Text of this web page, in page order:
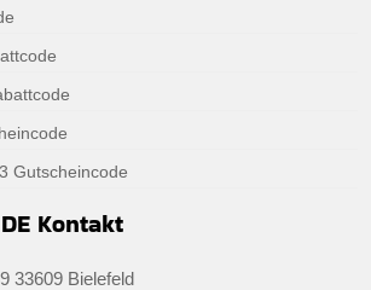
Gutscheincode
Kontakt
33609 Bielefeld